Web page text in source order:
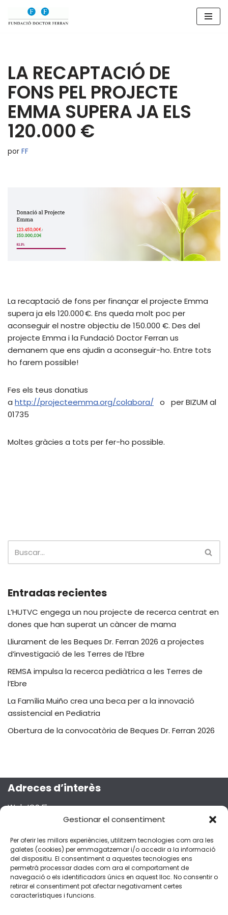
Gestionar el consentiment
Per oferir les millors experiències, utilitzem tecnologies com ara les
galetes (cookies) per emmagatzemar i/o accedir a la informació
del dispositiu. El consentiment a aquestes tecnologies ens
permetrà processar dades com ara el comportament de
navegació o els identificadors únics en aquest lloc. No consentir o
retirar el consentiment pot afectar negativament certes
característiques i funcions.
Saltar
LA RECAPTACIÓ DE
FONS PEL PROJECTE
EMMA SUPERA JA ELS
120.000 €
por FF
La recaptació de fons per finançar el projecte Emma
supera ja els 120.000 €. Ens queda molt poc per
aconseguir el nostre objectiu de 150.000 €. Des del
projecte Emma i la Fundació Doctor Ferran us
demanem que ens ajudin a aconseguir-ho. Entre tots
ho farem possible!
Fes els teus donatius
a http://projecteemma.org/colabora/ o per BIZUM al
01735
Moltes gràcies a tots per fer-ho possible.
Entradas recientes
L’HUTVC engega un nou projecte de recerca centrat en
dones que han superat un càncer de mama
Lliurament de les Beques Dr. Ferran 2026 a projectes
d’investigació de les Terres de l’Ebre
REMSA impulsa la recerca pediàtrica a les Terres de
l’Ebre
La Família Muiño crea una beca per a la innovació
assistencial en Pediatria
Obertura de la convocatòria de Beques Dr. Ferran 2026
Adreces d’interès
Web ICS Ebre
Projecte Emma
Segueix-nos a les xarxes socials!
Dades de contacte